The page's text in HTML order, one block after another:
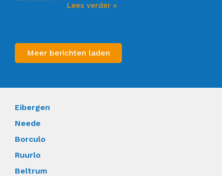
Lees verder »
Meer berichten laden
Eibergen
Neede
Borculo
Ruurlo
Beltrum